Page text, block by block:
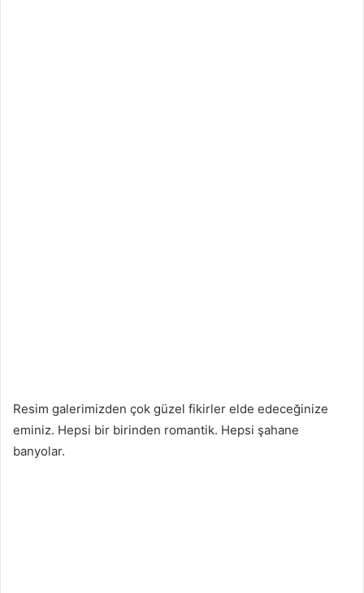
Resim galerimizden çok güzel fikirler elde edeceğinize
eminiz. Hepsi bir birinden romantik. Hepsi şahane
banyolar.